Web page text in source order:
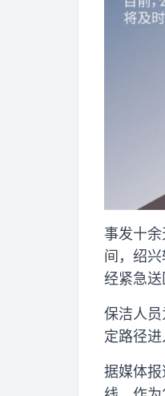
事发十
间，绍
经紧急送
保洁人
定路径
据媒体